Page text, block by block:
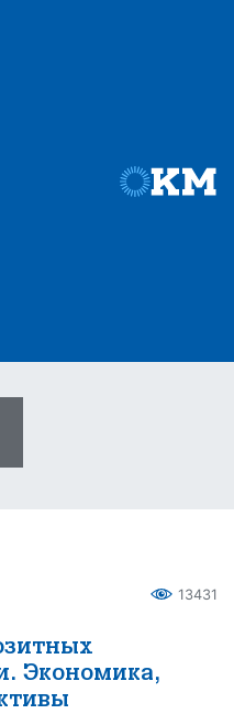
13431
Экономика,